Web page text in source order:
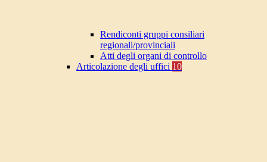
Rendiconti gruppi consiliari
regionali/provinciali
Atti degli organi di controllo
Articolazione degli uffici 10